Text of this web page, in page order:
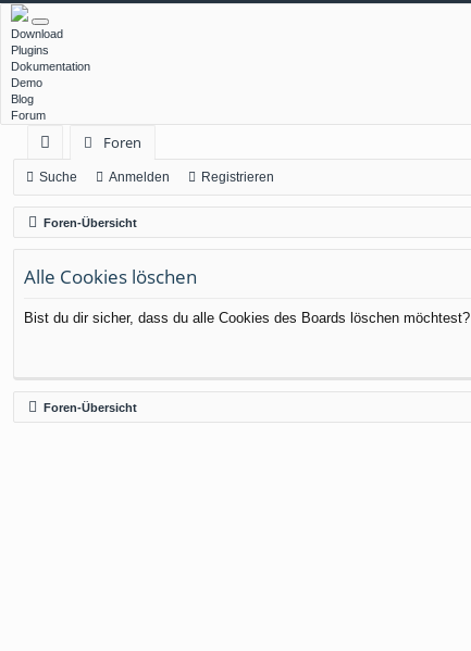
Download
Plugins
Dokumentation
Demo
Blog
Forum
ch
ne
llz
ug
rif
Foren
Suche Anmelden Registrieren
Foren-Übersicht
Alle Cookies löschen
Bist du dir sicher, dass du alle Cookies des Boards löschen möchtest?
Foren-Übersicht